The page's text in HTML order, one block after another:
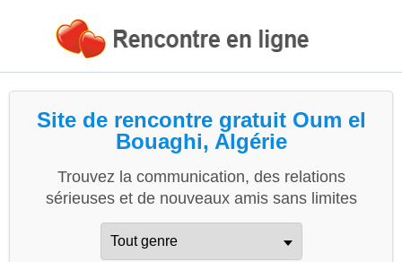
Site de rencontre gratuit Oum el
Bouaghi, Algérie
Trouvez la communication, des relations
sérieuses et de nouveaux amis sans limites